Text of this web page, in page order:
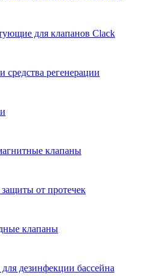
для клапанов Clack
средства регенерации
клапаны
от протечек
клапаны
для дезинфекции бассейна